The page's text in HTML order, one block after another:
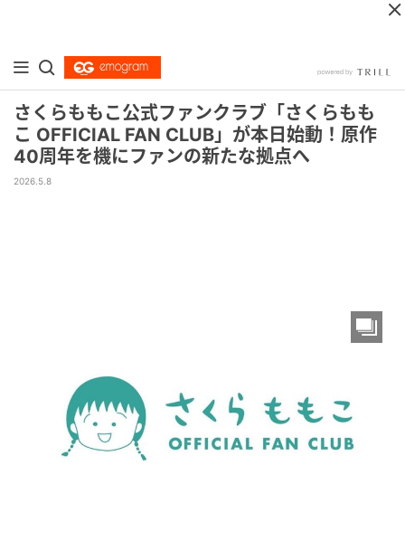
さくらももこ公式ファンクラブ「さくらもも
こ OFFICIAL FAN CLUB」が本日始動！原作
40周年を機にファンの新たな拠点へ
2026.5.8